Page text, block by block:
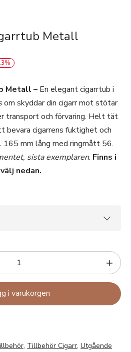
Metall
%
Metall – En elegant cigarrtub i
om skyddar din cigarr mot stötar
transport och förvaring. Helt tät
cigarrens fuktighet och
165 mm lång med ringmått 56.
sista exemplaren. Finns i
nedan.
i varukorgen
, Tillbehör Cigarr, Utgående